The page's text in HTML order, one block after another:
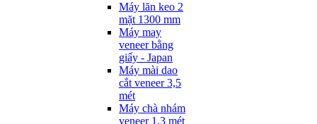
Máy lăn keo 2
mặt 1300 mm
Máy may
veneer bằng
giấy - Japan
Máy mài dao
cắt veneer 3,5
mét
Máy chà nhám
veneer 1,3 mét